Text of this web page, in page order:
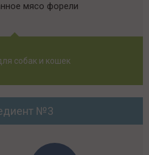
мясо форели
собак и кошек
№3